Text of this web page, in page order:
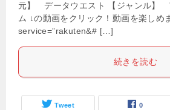
元】 データウエスト 【ジャンル】
ム ↓の動画をクリック！動画を楽しめ
service=”rakuten&# […]
続きを読む
Tweet 0